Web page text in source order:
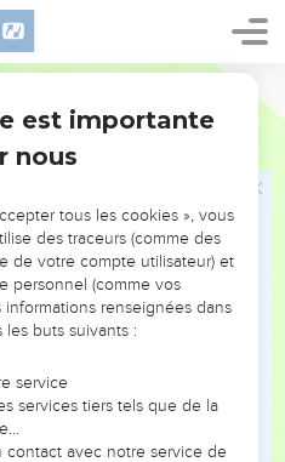
L’ÉVÉNEMENT
!
VOUS ÉVITER LES
?
moins les doutes, les erreurs
traversés, alors même que ce
ont façonnés.
est importante
nous
tous les cookies », vous
des traceurs (comme des
de votre compte utilisateur) et
personnel (comme vos
renseignées dans
buts suivants :
service
services tiers tels que de la
avec notre service de